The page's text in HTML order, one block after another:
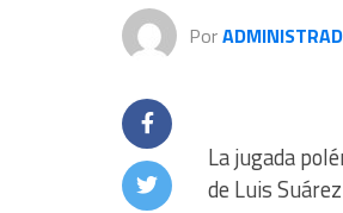
Por
La jugada
de Luis Suárez